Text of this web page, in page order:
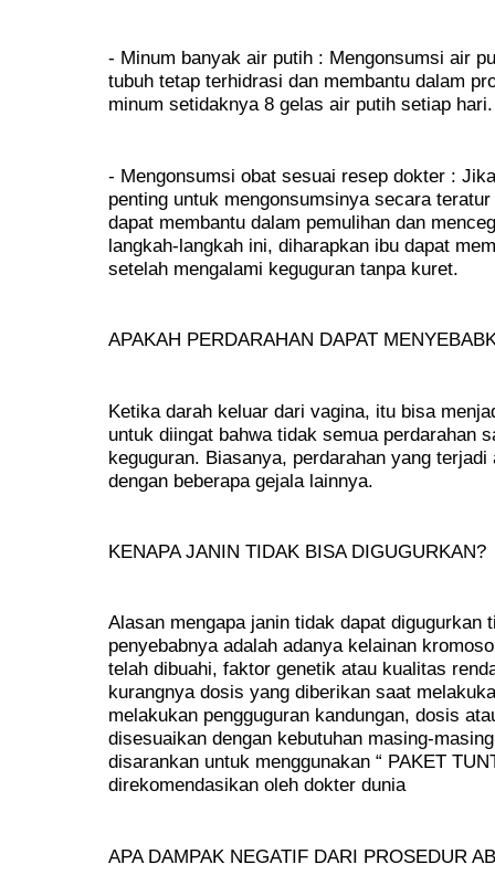
- Minum banyak air putih : Mengonsumsi air
tubuh tetap terhidrasi dan membantu dalam
minum setidaknya 8 gelas air putih setiap hari.
- Mengonsumsi obat sesuai resep dokter :
penting untuk mengonsumsinya secara
dapat membantu dalam pemulihan dan
langkah-langkah ini, diharapkan ibu dapat
setelah mengalami keguguran tanpa kuret.
APAKAH PERDARAHAN DAPAT
Ketika darah keluar dari vagina, itu bisa
untuk diingat bahwa tidak semua perdarahan
keguguran. Biasanya, perdarahan yang
dengan beberapa gejala lainnya.
KENAPA JANIN TIDAK BISA DIGUGURKAN?
Alasan mengapa janin tidak dapat digugurkan
penyebabnya adalah adanya kelainan
telah dibuahi, faktor genetik atau kualitas
kurangnya dosis yang diberikan saat
melakukan pengguguran kandungan, dosis
disesuaikan dengan kebutuhan masing-
disarankan untuk menggunakan “ PAKET
direkomendasikan oleh dokter dunia
APA DAMPAK NEGATIF DARI PROSEDUR